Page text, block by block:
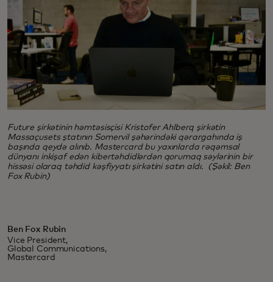
Future şirkətinin həmtəsisçisi Kristofer Ahlberq şirkətin
Massaçusets ştatının Somervil şəhərindəki qərargahında iş
başında qeydə alınıb. Mastercard bu yaxınlarda rəqəmsal
dünyanı inkişaf edən kibertəhdidlərdən qorumaq səylərinin bir
hissəsi olaraq təhdid kəşfiyyatı şirkətini satın aldı. (Şəkil: Ben
Fox Rubin)
Ben Fox Rubin
Vice President,
Global Communications,
Mastercard